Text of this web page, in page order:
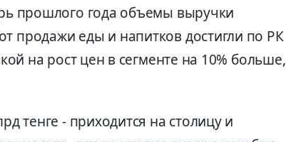
прошлого года объемы выручки
продажи еды и напитков достигли по РК
на рост цен в сегменте на 10% больше,
тенге - приходится на столицу и